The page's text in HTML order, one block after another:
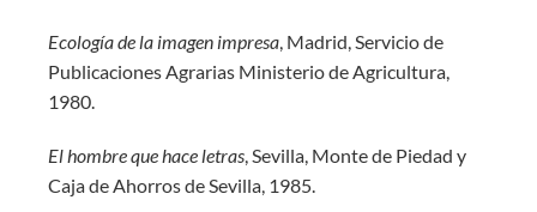
Ecología de la imagen impresa , Madrid, Servicio de
Publicaciones Agrarias Ministerio de Agricultura,
1980.
El hombre que hace letras , Sevilla, Monte de Piedad y
Caja de Ahorros de Sevilla, 1985.